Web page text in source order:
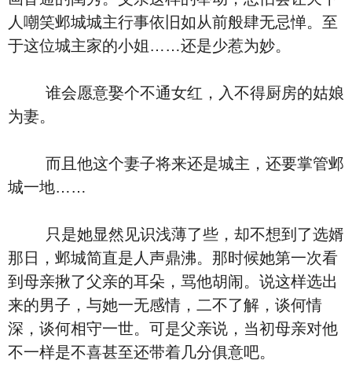
人嘲笑邺城城主行事依旧如从前般肆无忌惮。至
于这位城主家的小姐……还是少惹为妙。
谁会愿意娶个不通女红，入不得厨房的姑娘
为妻。
而且他这个妻子将来还是城主，还要掌管邺
城一地……
只是她显然见识浅薄了些，却不想到了选婿
那日，邺城简直是人声鼎沸。那时候她第一次看
到母亲揪了父亲的耳朵，骂他胡闹。说这样选出
来的男子，与她一无感情，二不了解，谈何情
深，谈何相守一世。可是父亲说，当初母亲对他
不一样是不喜甚至还带着几分俱意吧。